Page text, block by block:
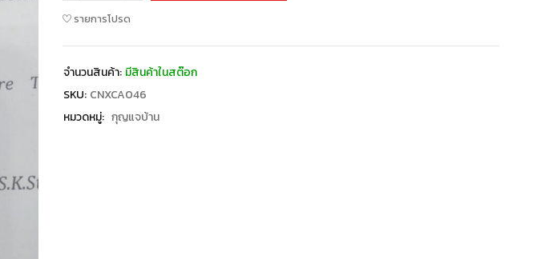
รายการโปรด
จำนวนสินค้า: มีสินค้าในสต๊อก
SKU: CNXCA046
หมวดหมู่: กุญแจบ้าน